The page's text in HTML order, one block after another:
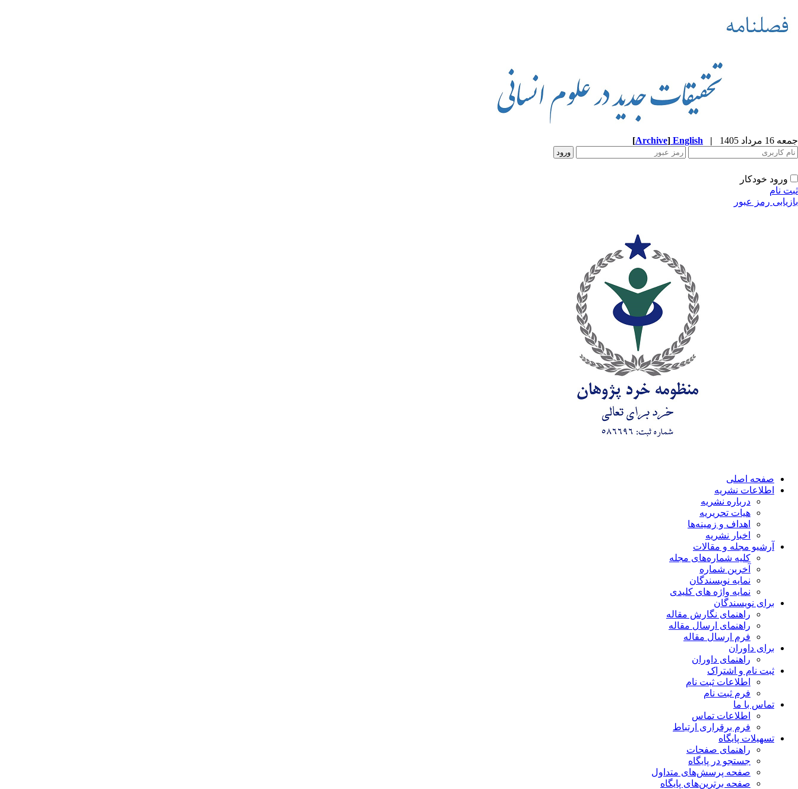
جمعه 16 مرداد 1405 |
English
[Archive]
ورود خودکار
ثبت نام
بازیابی رمز عبور
صفحه اصلی
اطلاعات نشریه
درباره نشریه
هیات تحریریه
اهداف و زمینه‌ها
اخبار نشریه
آرشیو مجله و مقالات
کلیه شماره‌های مجله
آخرین شماره
نمایه نویسندگان
نمایه واژه های کلیدی
برای نویسندگان
راهنمای نگارش مقاله
راهنمای ارسال مقاله
فرم ارسال مقاله
برای داوران
راهنمای داوران
ثبت نام و اشتراک
اطلاعات ثبت نام
فرم ثبت نام
تماس با ما
اطلاعات تماس
فرم برقراری ارتباط
تسهیلات پایگاه
راهنمای صفحات
جستجو در پایگاه
صفحه پرسش‌های متداول
صفحه برترین‌های پایگاه